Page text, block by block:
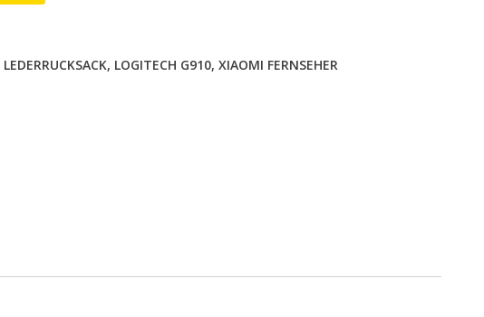
LEDERRUCKSACK, LOGITECH G910, XIAOMI FERNSEHER